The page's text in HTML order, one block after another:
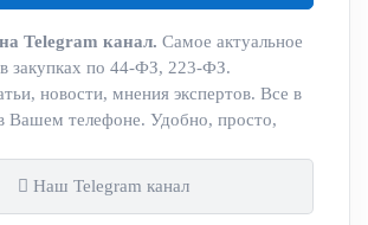
Telegram канал. Самое актуальное
закупках по 44-ФЗ, 223-ФЗ.
новости, мнения экспертов. Все в
Вашем телефоне. Удобно, просто,
Наш Telegram канал